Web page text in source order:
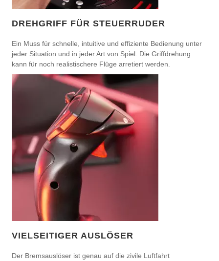
DREHGRIFF FÜR STEUERRUDER
Ein Muss für schnelle, intuitive und effiziente Bedienung unter
jeder Situation und in jeder Art von Spiel. Die Griffdrehung
kann für noch realistischere Flüge arretiert werden.
VIELSEITIGER AUSLÖSER
Der Bremsauslöser ist genau auf die zivile Luftfahrt